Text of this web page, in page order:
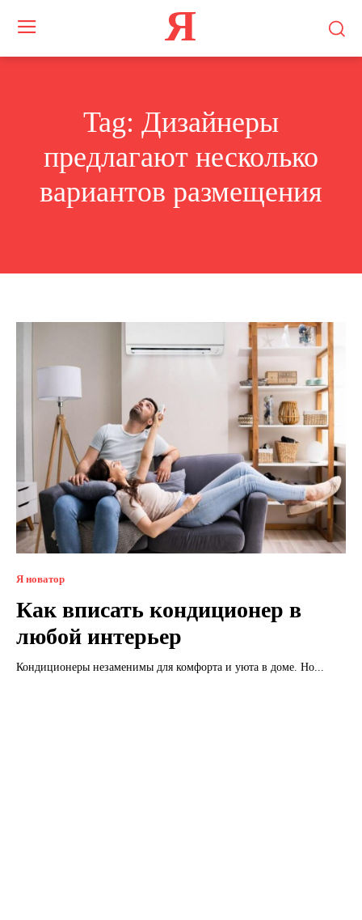
Я
Tag: Дизайнеры
предлагают несколько
вариантов размещения
Я новатор
Как вписать кондиционер в
любой интерьер
Кондиционеры незаменимы для комфорта и уюта в доме. Но...